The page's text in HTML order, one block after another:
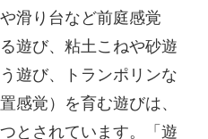
滑り台など前庭感覚
遊び、粘土こねや砂遊
遊び、トランポリンな
感覚）を育む遊びは、
とされています。「遊